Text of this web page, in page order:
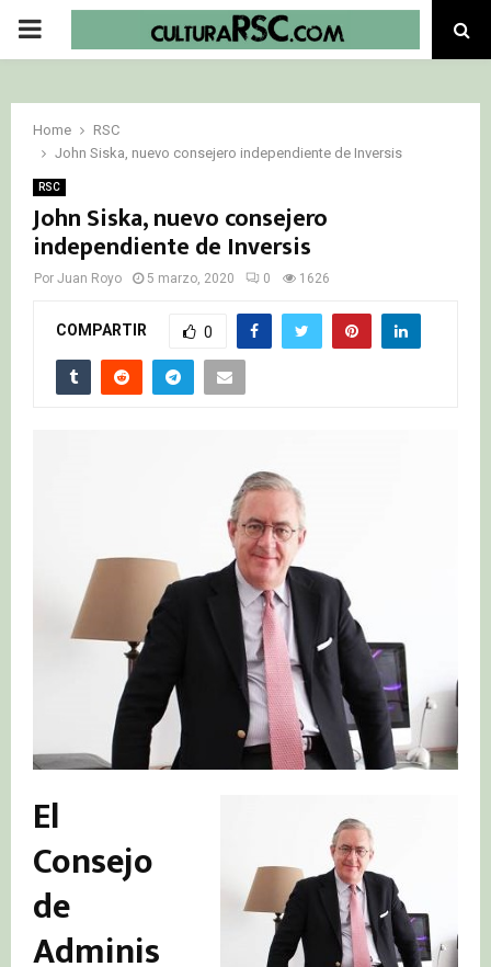
PRIMARY
Home
RSC
John Siska, nuevo consejero independiente de Inversis
RSC
John Siska, nuevo consejero
independiente de Inversis
Por Juan Royo 5 marzo, 2020 0 1626
COMPARTIR 0
El
Consejo
de
Adminis